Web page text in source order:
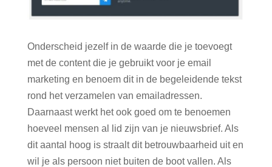
Onderscheid jezelf in de waarde die je toevoegt
met de content die je gebruikt voor je email
marketing en benoem dit in de begeleidende tekst
rond het verzamelen van emailadressen.
Daarnaast werkt het ook goed om te benoemen
hoeveel mensen al lid zijn van je nieuwsbrief. Als
dit aantal hoog is straalt dit betrouwbaarheid uit en
wil je als persoon niet buiten de boot vallen. Als